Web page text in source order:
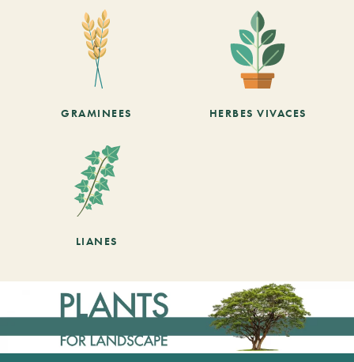
GRAMINEES HERBES VIVACES
LIANES